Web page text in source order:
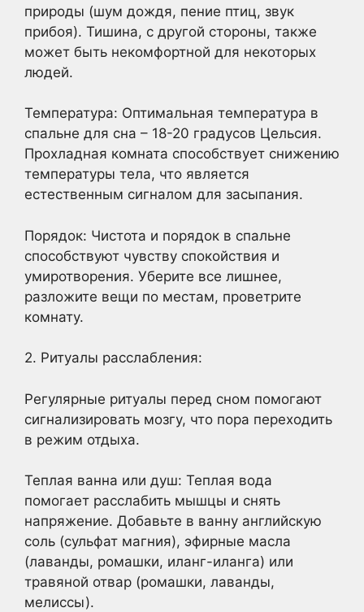
природы (шум дождя, пение птиц, звук
прибоя). Тишина, с другой стороны, также
может быть некомфортной для некоторых
людей.
Температура: Оптимальная температура в
спальне для сна – 18-20 градусов Цельсия.
Прохладная комната способствует снижению
температуры тела, что является
естественным сигналом для засыпания.
Порядок: Чистота и порядок в спальне
способствуют чувству спокойствия и
умиротворения. Уберите все лишнее,
разложите вещи по местам, проветрите
комнату.
2. Ритуалы расслабления:
Регулярные ритуалы перед сном помогают
сигнализировать мозгу, что пора переходить
в режим отдыха.
Теплая ванна или душ: Теплая вода
помогает расслабить мышцы и снять
напряжение. Добавьте в ванну английскую
соль (сульфат магния), эфирные масла
(лаванды, ромашки, иланг-иланга) или
травяной отвар (ромашки, лаванды,
мелиссы).